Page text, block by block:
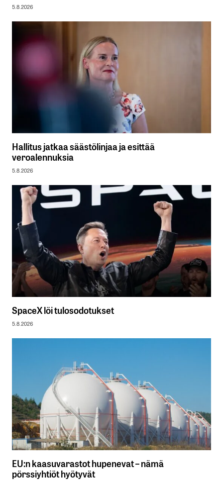
5.8.2026
Hallitus jatkaa säästölinjaa ja esittää
veroalennuksia
5.8.2026
SpaceX löi tulosodotukset
5.8.2026
EU:n kaasuvarastot hupenevat – nämä
pörssiyhtiöt hyötyvät